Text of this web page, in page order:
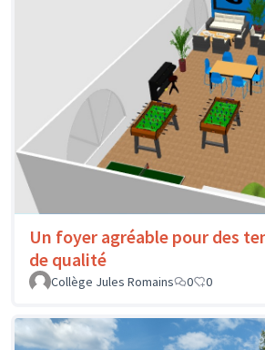
Un foyer agréable pour des
de qualité
Collège Jules Romains
0 0